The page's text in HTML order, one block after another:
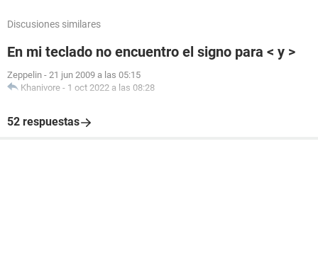
Discusiones similares
En mi teclado no encuentro el signo para < y >
Zeppelin - 21 jun 2009 a las 05:15
Khanivore - 1 oct 2022 a las 08:28
52 respuestas